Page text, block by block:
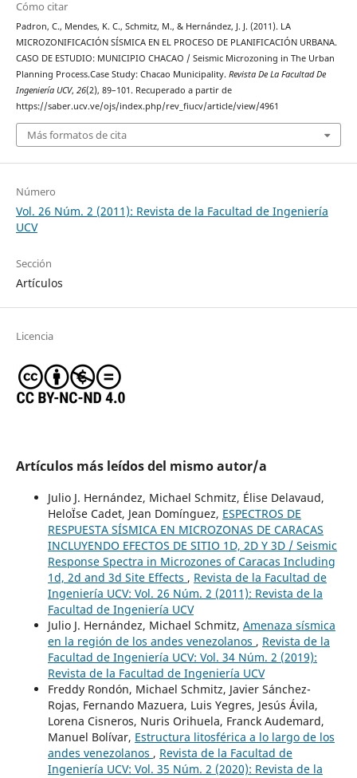
Cómo citar
Padron, C., Mendes, K. C., Schmitz, M., & Hernández, J. J. (2011). LA
MICROZONIFICACIÓN SÍSMICA EN EL PROCESO DE PLANIFICACIÓN URBANA.
CASO DE ESTUDIO: MUNICIPIO CHACAO / Seismic Microzoning in The Urban
Planning Process.Case Study: Chacao Municipality. Revista De La Facultad De
Ingeniería UCV, 26(2), 89–101. Recuperado a partir de
https://saber.ucv.ve/ojs/index.php/rev_fiucv/article/view/4961
Más formatos de cita
Número
Vol. 26 Núm. 2 (2011): Revista de la Facultad de Ingeniería
UCV
Sección
Artículos
Licencia
Artículos más leídos del mismo autor/a
Julio J. Hernández, Michael Schmitz, Élise Delavaud,
HeloÏse Cadet, Jean Domínguez, ESPECTROS DE
RESPUESTA SÍSMICA EN MICROZONAS DE CARACAS
INCLUYENDO EFECTOS DE SITIO 1D, 2D Y 3D / Seismic
Response Spectra in Microzones of Caracas Including
1d, 2d and 3d Site Effects , Revista de la Facultad de
Ingeniería UCV: Vol. 26 Núm. 2 (2011): Revista de la
Facultad de Ingeniería UCV
Julio J. Hernández, Michael Schmitz, Amenaza sísmica
en la región de los andes venezolanos , Revista de la
Facultad de Ingeniería UCV: Vol. 34 Núm. 2 (2019):
Revista de la Facultad de Ingeniería UCV
Freddy Rondón, Michael Schmitz, Javier Sánchez-
Rojas, Fernando Mazuera, Luis Yegres, Jesús Ávila,
Lorena Cisneros, Nuris Orihuela, Franck Audemard,
Manuel Bolívar, Estructura litosférica a lo largo de los
andes venezolanos , Revista de la Facultad de
Ingeniería UCV: Vol. 35 Núm. 2 (2020): Revista de la